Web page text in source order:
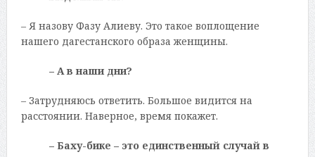
– Я назову Фазу Алиеву. Это такое воплощение
нашего дагестанского образа женщины.
– А в наши дни?
– Затрудняюсь ответить. Большое видится на
расстоянии. Наверное, время покажет.
– Баху-бике – это единственный случай в